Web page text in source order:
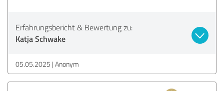
Erfahrungsbericht & Bewertung zu:
Katja Schwake
05.05.2025 Anonym